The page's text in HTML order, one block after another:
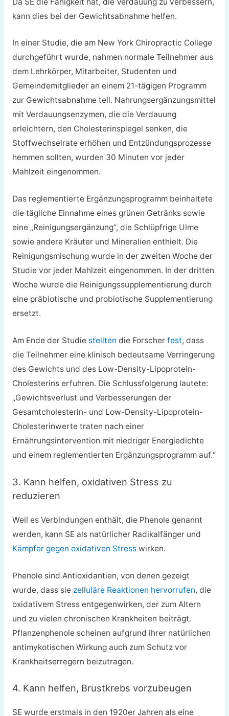
kann dies bei der Gewichtsabnahme helfen.
In einer Studie, die am New York Chiropractic College
durchgeführt wurde, nahmen normale Teilnehmer aus
dem Lehrkörper, Mitarbeiter, Studenten und
Gemeindemitglieder an einem 21-tägigen Programm
zur Gewichtsabnahme teil. Nahrungsergänzungsmittel
mit Verdauungsenzymen, die die Verdauung
erleichtern, den Cholesterinspiegel senken, die
Stoffwechselrate erhöhen und Entzündungsprozesse
hemmen sollten, wurden 30 Minuten vor jeder
Mahlzeit eingenommen.
Das reglementierte Ergänzungsprogramm beinhaltete
die tägliche Einnahme eines grünen Getränks sowie
eine „Reinigungsergänzung“, die Schlüpfrige Ulme
sowie andere Kräuter und Mineralien enthielt. Die
Reinigungsmischung wurde in der zweiten Woche der
Studie vor jeder Mahlzeit eingenommen. In der dritten
Woche wurde die Reinigungssupplementierung durch
eine präbiotische und probiotische Supplementierung
ersetzt.
Am Ende der Studie stellten die Forscher fest, dass
die Teilnehmer eine klinisch bedeutsame Verringerung
des Gewichts und des Low-Density-Lipoprotein-
Cholesterins erfuhren. Die Schlussfolgerung lautete:
„Gewichtsverlust und Verbesserungen der
Gesamtcholesterin- und Low-Density-Lipoprotein-
Cholesterinwerte traten nach einer
Ernährungsintervention mit niedriger Energiedichte
und einem reglementierten Ergänzungsprogramm auf.“
3. Kann helfen, oxidativen Stress zu
reduzieren
Weil es Verbindungen enthält, die Phenole genannt
werden, kann SE als natürlicher Radikalfänger und
Kämpfer gegen oxidativen Stresswirken.
Phenole sind Antioxidantien, von denen gezeigt
wurde, dass sie zelluläre Reaktionen hervorrufen, die
oxidativem Stress entgegenwirken, der zum Altern
und zu vielen chronischen Krankheiten beiträgt.
Pflanzenphenole scheinen aufgrund ihrer natürlichen
antimykotischen Wirkung auch zum Schutz vor
Krankheitserregern beizutragen.
4. Kann helfen, Brustkrebs vorzubeugen
SE wurde erstmals in den 1920er Jahren als eine